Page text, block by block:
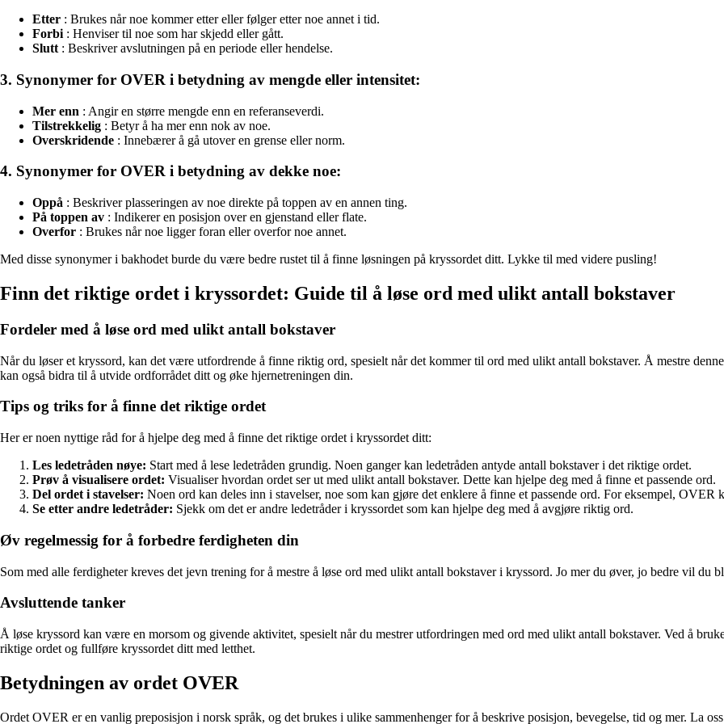
Etter : Brukes når noe kommer etter eller følger etter noe annet i tid.
Forbi : Henviser til noe som har skjedd eller gått.
Slutt : Beskriver avslutningen på en periode eller hendelse.
3. Synonymer for OVER i betydning av mengde eller intensitet:
Mer enn : Angir en større mengde enn en referanseverdi.
Tilstrekkelig : Betyr å ha mer enn nok av noe.
Overskridende : Innebærer å gå utover en grense eller norm.
4. Synonymer for OVER i betydning av dekke noe:
Oppå : Beskriver plasseringen av noe direkte på toppen av en annen ting.
På toppen av : Indikerer en posisjon over en gjenstand eller flate.
Overfor : Brukes når noe ligger foran eller overfor noe annet.
Med disse synonymer i bakhodet burde du være bedre rustet til å finne løsningen på kryssordet ditt. Lykke til med videre pusling!
Finn det riktige ordet i kryssordet: Guide til å løse ord med ulikt antall bokstaver
Fordeler med å løse ord med ulikt antall bokstaver
Når du løser et kryssord, kan det være utfordrende å finne riktig ord, spesielt når det kommer til ord med ulikt antall bokstaver. Å mestre
kan også bidra til å utvide ordforrådet ditt og øke hjernetreningen din.
Tips og triks for å finne det riktige ordet
Her er noen nyttige råd for å hjelpe deg med å finne det riktige ordet i kryssordet ditt:
Les ledetråden nøye: Start med å lese ledetråden grundig. Noen ganger kan ledetråden antyde antall bokstaver i det riktige ordet.
Prøv å visualisere ordet: Visualiser hvordan ordet ser ut med ulikt antall bokstaver. Dette kan hjelpe deg med å finne et passende ord.
Del ordet i stavelser: Noen ord kan deles inn i stavelser, noe som kan gjøre det enklere å finne et passende ord. For eksempel, OVER
Se etter andre ledetråder: Sjekk om det er andre ledetråder i kryssordet som kan hjelpe deg med å avgjøre riktig ord.
Øv regelmessig for å forbedre ferdigheten din
Som med alle ferdigheter kreves det jevn trening for å mestre å løse ord med ulikt antall bokstaver i kryssord. Jo mer du øver, jo bedre vil du
Avsluttende tanker
Å løse kryssord kan være en morsom og givende aktivitet, spesielt når du mestrer utfordringen med ord med ulikt antall bokstaver. Ved å
riktige ordet og fullføre kryssordet ditt med letthet.
Betydningen av ordet OVER
Ordet OVER er en vanlig preposisjon i norsk språk, og det brukes i ulike sammenhenger for å beskrive posisjon, bevegelse, tid og mer. La